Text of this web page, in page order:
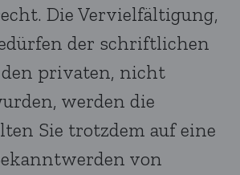
Die Vervielfältigung,
der schriftlichen
den privaten, nicht
werden die
Sie trotzdem auf eine
von